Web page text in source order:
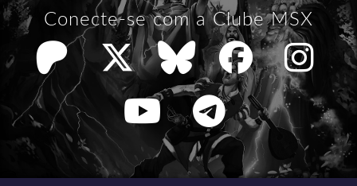
Conecte-se com a Clube MSX